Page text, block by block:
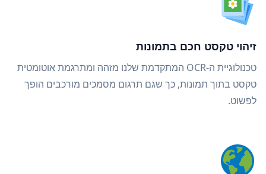
זיהוי טקסט חכם בתמונות
טכנולוגיית ה-OCR המתקדמת שלנו מזהה ומתרגמת אוטומטית
טקסט בתוך תמונות, כך שגם תרגום מסמכים מורכבים הופך
לפשוט.